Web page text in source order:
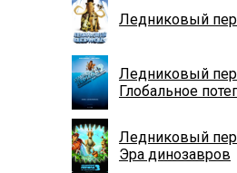
Ледниковый
Ледниковый
Глобальное
Ледниковый
Эра динозавров